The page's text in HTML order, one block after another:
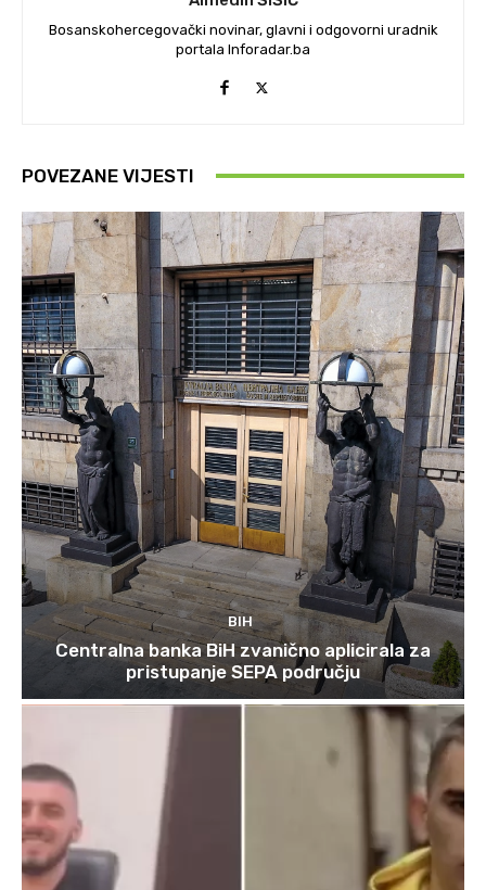
Bosanskohercegovački novinar, glavni i odgovorni uradnik
portala Inforadar.ba
POVEZANE VIJESTI
BIH
Centralna banka BiH zvanično aplicirala za
pristupanje SEPA području